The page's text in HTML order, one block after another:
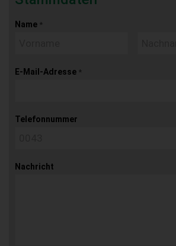
Name *
E-Mail-Adresse *
Telefonnummer
Nachricht